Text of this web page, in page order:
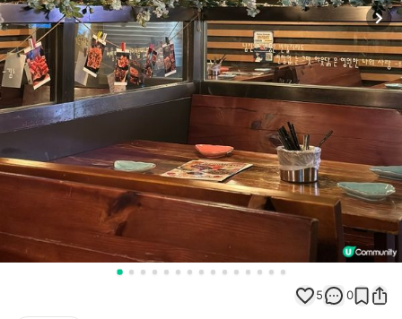
5 0